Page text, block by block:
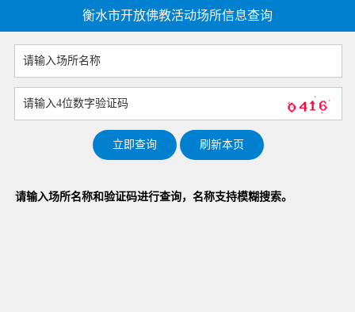
衡水市开放佛教活动场所信息查询
请输入场所名称和验证码进行查询，名称支持模糊搜索。